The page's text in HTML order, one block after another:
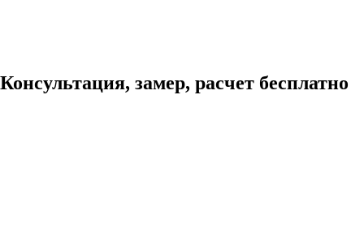
Консультация, замер, расчет бесплатно